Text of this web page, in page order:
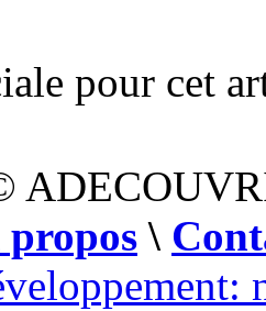
pour cet
\